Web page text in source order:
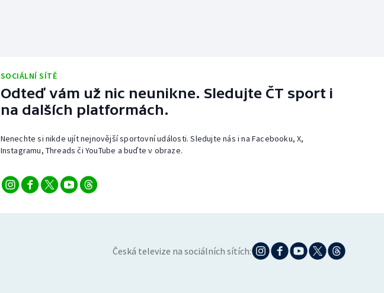
SOCIÁLNÍ SÍTĚ
Odteď vám už nic neunikne. Sledujte ČT sport i
na dalších platformách.
Nenechte si nikde ujít nejnovější sportovní události. Sledujte nás i na Facebooku, X,
Instagramu, Threads či YouTube a buďte v obraze.
Česká televize na sociálních sítích: